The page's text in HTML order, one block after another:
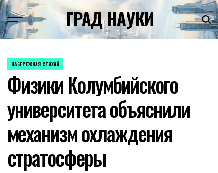
Skip
to
content
ГРАД НАУКИ
POSTED
НАБЕРЕЖНАЯ СТИХИЙ
Физики Колумбийского
университета объяснили
механизм охлаждения
стратосферы